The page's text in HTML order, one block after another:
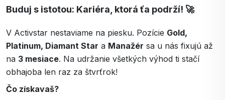
Buduj s istotou: Kariéra, ktorá ťa podrží! 🚀
V Activstar nestaviame na piesku. Pozície Gold,
Platinum, Diamant Star a Manažér sa u nás fixujú až
na 3 mesiace. Na udržanie všetkých výhod ti stačí
obhajoba len raz za štvrťrok!
Čo získavaš?